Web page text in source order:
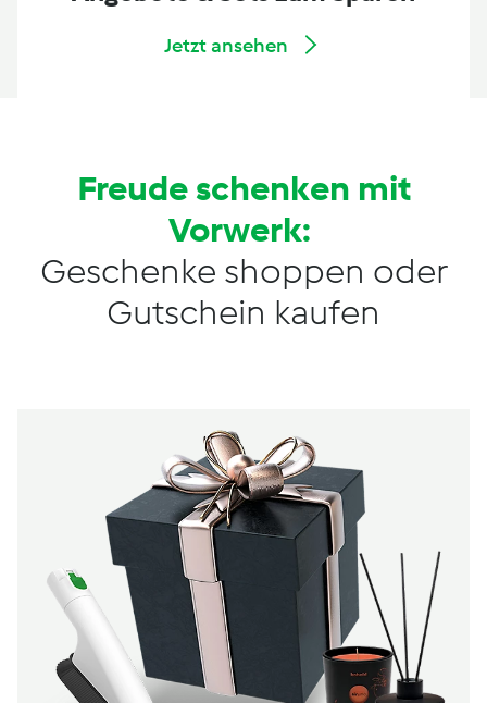
Jetzt ansehen
Freude schenken mit
Vorwerk:
Geschenke shoppen oder
Gutschein kaufen